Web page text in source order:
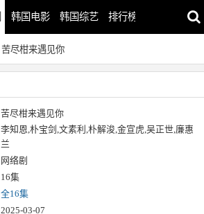
韩国电影 韩国综艺 排行榜
苦尽柑来遇见你
苦尽柑来遇见你
李知恩,朴宝剑,文素利,朴解浚,金宣虎,吴正世,廉惠
兰
网络剧
16集
全16集
2025-03-07